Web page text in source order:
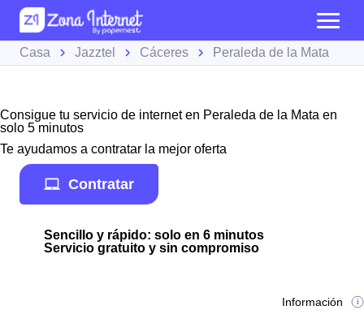
Casa Jazztel Cáceres Peraleda de la Mata
Consigue tu servicio de internet en Peraleda de la Mata en
solo 5 minutos
Te ayudamos a contratar la mejor oferta
Contratar
Sencillo y rápido: solo en 6 minutos
Servicio gratuito y sin compromiso
Información